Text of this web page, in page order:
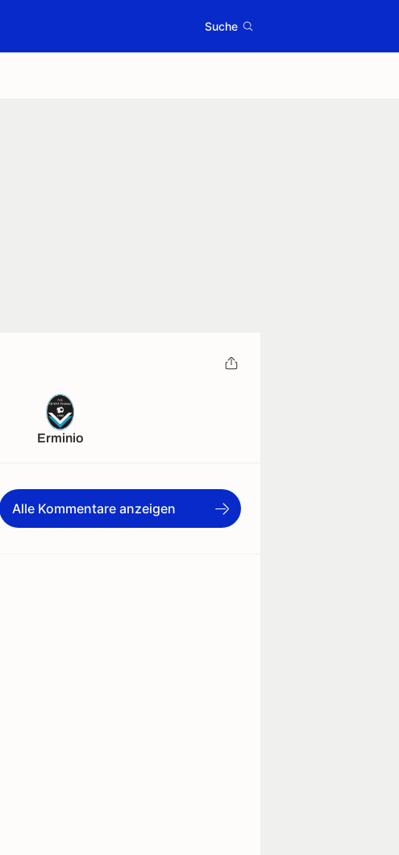
Suche
Erminio
Alle Kommentare anzeigen